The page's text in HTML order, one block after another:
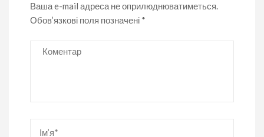
Ваша e-mail адреса не оприлюднюватиметься.
Обов’язкові поля позначені *
Коментар